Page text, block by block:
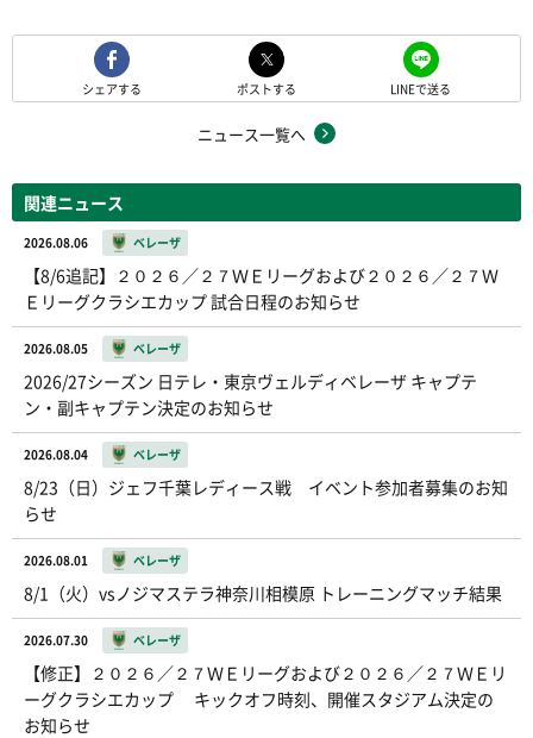
シェアする ポストする LINEで送る
ニュース一覧へ
関連ニュース
2026.08.06 ベレーザ
【8/6追記】２０２６／２７ＷＥリーグおよび２０２６／２７Ｗ
Ｅリーグクラシエカップ 試合日程のお知らせ
2026.08.05 ベレーザ
2026/27シーズン 日テレ・東京ヴェルディベレーザ キャプテ
ン・副キャプテン決定のお知らせ
2026.08.04 ベレーザ
8/23（日）ジェフ千葉レディース戦 イベント参加者募集のお知
らせ
2026.08.01 ベレーザ
8/1（火）vsノジマステラ神奈川相模原 トレーニングマッチ結果
2026.07.30 ベレーザ
【修正】２０２６／２７ＷＥリーグおよび２０２６／２７ＷＥリ
ーグクラシエカップ キックオフ時刻、開催スタジアム決定の
お知らせ